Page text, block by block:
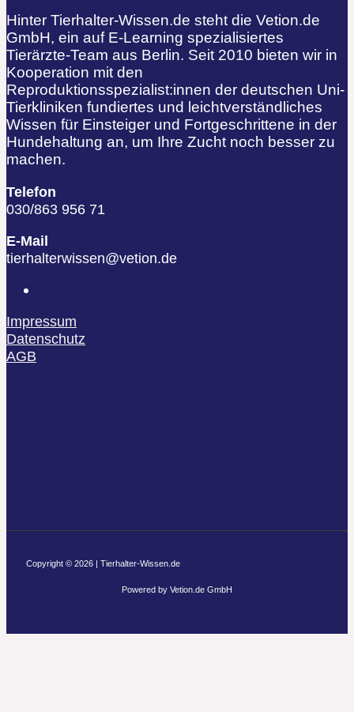
Hinter Tierhalter-Wissen.de steht die Vetion.de
GmbH, ein auf E-Learning spezialisiertes
Tierärzte-Team aus Berlin. Seit 2010 bieten wir in
Kooperation mit den
Reproduktionsspezialist:innen der deutschen Uni-
Tierkliniken fundiertes und leichtverständliches
Wissen für Einsteiger und Fortgeschrittene in der
Hundehaltung an, um Ihre Zucht noch besser zu
machen.
Telefon
030/863 956 71
E-Mail
tierhalterwissen@vetion.de
Impressum
Datenschutz
AGB
Copyright © 2026 | Tierhalter-Wissen.de
Powered by Vetion.de GmbH